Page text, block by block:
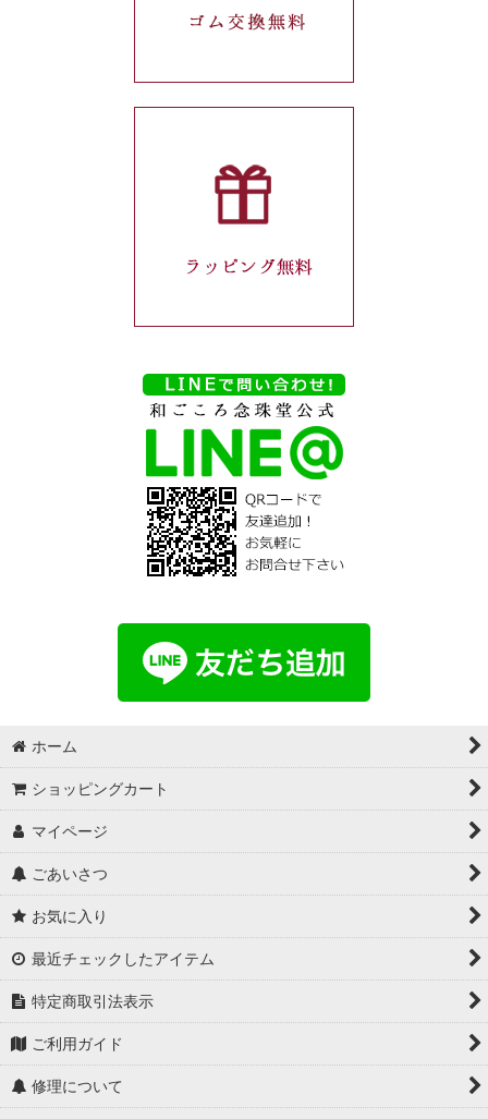
ホーム
ショッピングカート
マイページ
ごあいさつ
お気に入り
最近チェックしたアイテム
特定商取引法表示
ご利用ガイド
修理について